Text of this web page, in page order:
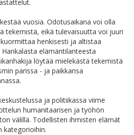
vuosia. Odotusaikana voi olla
tekemistä, eikä tulevaisuutta voi juuri
henkisesti ja altistaa
elämäntilanteesta
löytää mielekästä tekemistä
parissa - ja paikkansa
ja politiikassa viime
humanitaarisen ja työhön
välillä. Todellisten ihmisten elämät
kategorioihin.